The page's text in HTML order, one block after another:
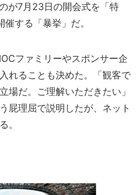
が7月23日の開会式を「特
する「暴挙」だ。
ファミリーやスポンサー企
れることも決めた。「観客で
場だ。ご理解いただきたい」
屁理屈で説明したが、ネット
。